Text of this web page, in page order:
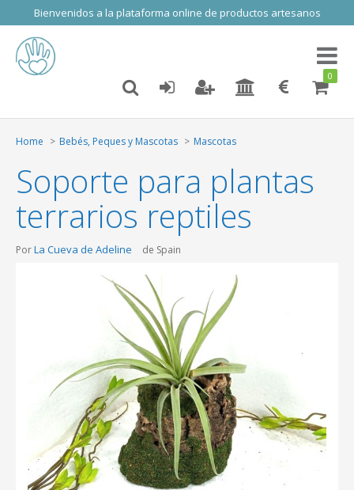
Bienvenidos a la plataforma online de productos artesanos
Toggle
0
Home Bebés, Peques y Mascotas Mascotas
Soporte para plantas
terrarios reptiles
PorLa Cueva de Adeline de Spain